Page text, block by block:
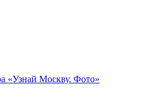
«Узнай Москву. Фото»